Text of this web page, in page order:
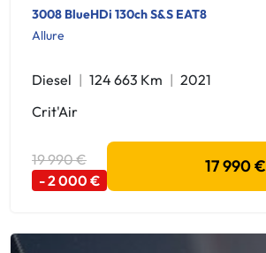
3008 BlueHDi 130ch S&S EAT8
Allure
Diesel 124 663 Km
2021
Crit'Air
19 990 €
- 2 000 €
17 990 €